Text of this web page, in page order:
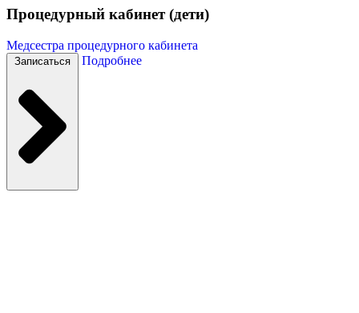
Процедурный кабинет (дети)
Медсестра процедурного кабинета
Записаться Подробнее